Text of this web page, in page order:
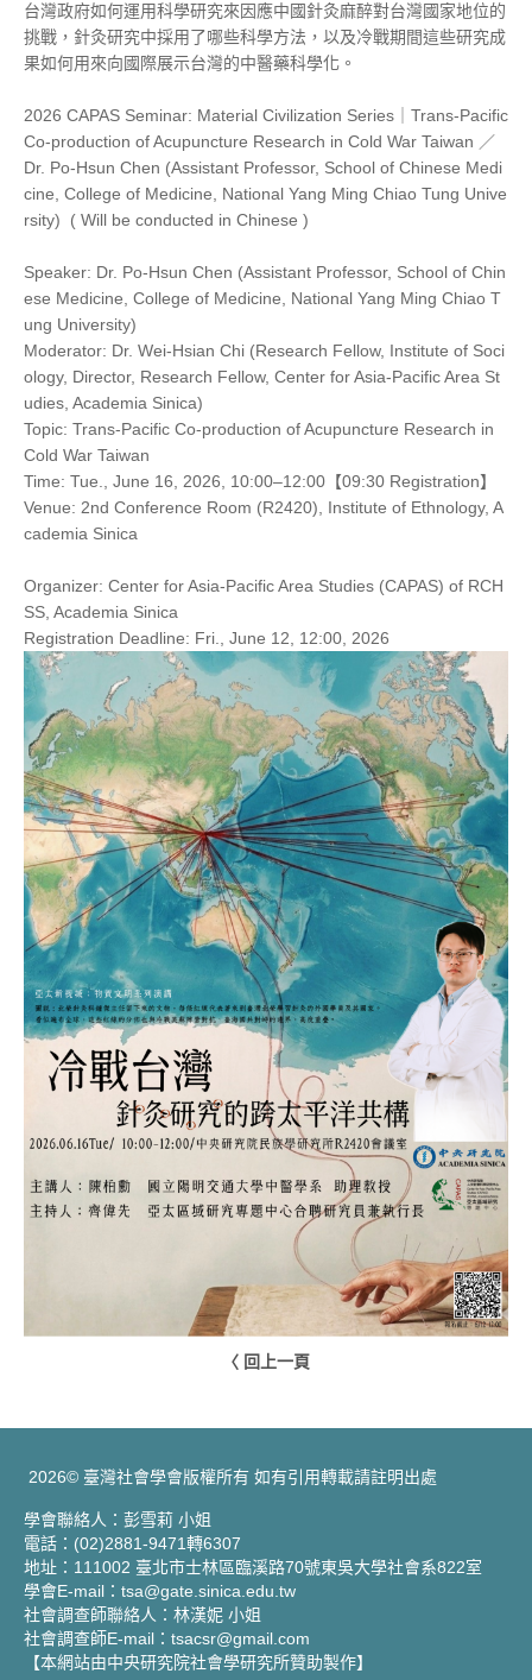
台灣政府如何運用科學研究來因應中國針灸麻醉對台灣國家地位的
挑戰，針灸研究中採用了哪些科學方法，以及冷戰期間這些研究成
果如何用來向國際展示台灣的中醫藥科學化。
2026 CAPAS Seminar: Material Civilization Series｜Trans-Pacific
Co-production of Acupuncture Research in Cold War Taiwan ／
Dr. Po-Hsun Chen (Assistant Professor, School of Chinese Medi
cine, College of Medicine, National Yang Ming Chiao Tung Unive
rsity) ( Will be conducted in Chinese )
Speaker: Dr. Po-Hsun Chen (Assistant Professor, School of Chin
ese Medicine, College of Medicine, National Yang Ming Chiao T
ung University)
Moderator: Dr. Wei-Hsian Chi (Research Fellow, Institute of Soci
ology, Director, Research Fellow, Center for Asia-Pacific Area St
udies, Academia Sinica)
Topic: Trans-Pacific Co-production of Acupuncture Research in
Cold War Taiwan
Time: Tue., June 16, 2026, 10:00–12:00【09:30 Registration】
Venue: 2nd Conference Room (R2420), Institute of Ethnology, A
cademia Sinica
Organizer: Center for Asia-Pacific Area Studies (CAPAS) of RCH
SS, Academia Sinica
Registration Deadline: Fri., June 12, 12:00, 2026
〈 回上一頁
2026© 臺灣社會學會版權所有 如有引用轉載請註明出處
學會聯絡人：彭雪莉 小姐
電話：(02)2881-9471轉6307
地址：111002 臺北市士林區臨溪路70號東吳大學社會系822室
學會E-mail：tsa@gate.sinica.edu.tw
社會調查師聯絡人：林漢妮 小姐
社會調查師E-mail：tsacsr@gmail.com
【本網站由中央研究院社會學研究所贊助製作】